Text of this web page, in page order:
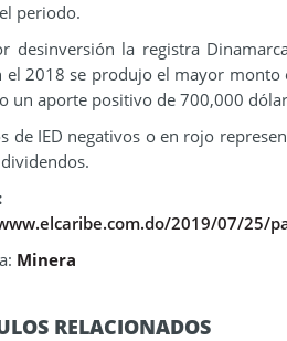
periodo.
desinversión la registra
el 2018 se produjo el mayor
un aporte positivo de 700,000
de IED negativos o en rojo
2019/07/25/
Minera
RELACIONADOS